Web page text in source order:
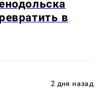
в
2 дня назад